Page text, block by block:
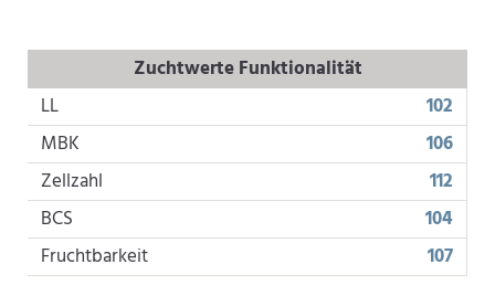
Zuchtwerte Funktionalität
LL
102
MBK
106
Zellzahl
112
BCS
104
Fruchtbarkeit
107